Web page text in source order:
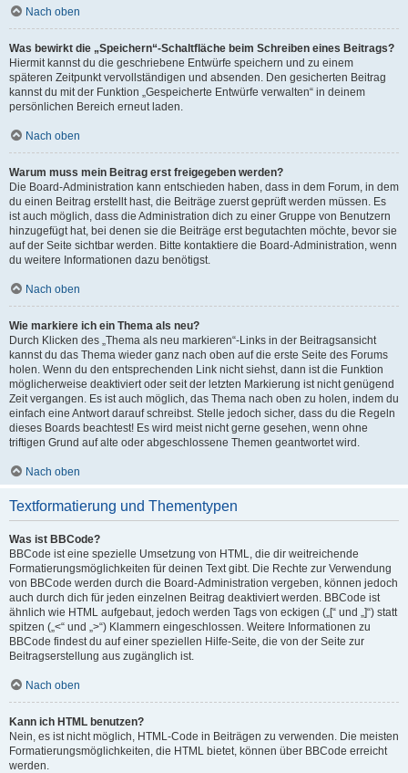
Nach oben
Was bewirkt die „Speichern“-Schaltfläche beim Schreiben eines Beitrags?
Hiermit kannst du die geschriebene Entwürfe speichern und zu einem
späteren Zeitpunkt vervollständigen und absenden. Den gesicherten Beitrag
kannst du mit der Funktion „Gespeicherte Entwürfe verwalten“ in deinem
persönlichen Bereich erneut laden.
Nach oben
Warum muss mein Beitrag erst freigegeben werden?
Die Board-Administration kann entschieden haben, dass in dem Forum, in dem
du einen Beitrag erstellt hast, die Beiträge zuerst geprüft werden müssen. Es
ist auch möglich, dass die Administration dich zu einer Gruppe von Benutzern
hinzugefügt hat, bei denen sie die Beiträge erst begutachten möchte, bevor sie
auf der Seite sichtbar werden. Bitte kontaktiere die Board-Administration, wenn
du weitere Informationen dazu benötigst.
Nach oben
Wie markiere ich ein Thema als neu?
Durch Klicken des „Thema als neu markieren“-Links in der Beitragsansicht
kannst du das Thema wieder ganz nach oben auf die erste Seite des Forums
holen. Wenn du den entsprechenden Link nicht siehst, dann ist die Funktion
möglicherweise deaktiviert oder seit der letzten Markierung ist nicht genügend
Zeit vergangen. Es ist auch möglich, das Thema nach oben zu holen, indem du
einfach eine Antwort darauf schreibst. Stelle jedoch sicher, dass du die Regeln
dieses Boards beachtest! Es wird meist nicht gerne gesehen, wenn ohne
triftigen Grund auf alte oder abgeschlossene Themen geantwortet wird.
Nach oben
Textformatierung und Thementypen
Was ist BBCode?
BBCode ist eine spezielle Umsetzung von HTML, die dir weitreichende
Formatierungsmöglichkeiten für deinen Text gibt. Die Rechte zur Verwendung
von BBCode werden durch die Board-Administration vergeben, können jedoch
auch durch dich für jeden einzelnen Beitrag deaktiviert werden. BBCode ist
ähnlich wie HTML aufgebaut, jedoch werden Tags von eckigen („[“ und „]“) statt
spitzen („<“ und „>“) Klammern eingeschlossen. Weitere Informationen zu
BBCode findest du auf einer speziellen Hilfe-Seite, die von der Seite zur
Beitragserstellung aus zugänglich ist.
Nach oben
Kann ich HTML benutzen?
Nein, es ist nicht möglich, HTML-Code in Beiträgen zu verwenden. Die meisten
Formatierungsmöglichkeiten, die HTML bietet, können über BBCode erreicht
werden.